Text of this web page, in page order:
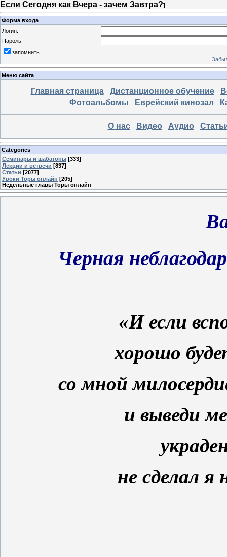
Если Сегодня как Вчера - зачем Завтра?]
Форма входа
Логин:
Пароль:
запомнить
Меню сайта
Главная страница Дистанционное обучение
Фотоальбомы
Еврейский кинозал
О нас Видео Аудио
Categories
Семинары и шабатоны [333]
Лекции и встречи [837]
Статьи [2077]
Уроки Торы онлайн [205]
Недельные главы Торы онлайн
Черная
«И если
хорошо
со мной
и выведи
не сделал я